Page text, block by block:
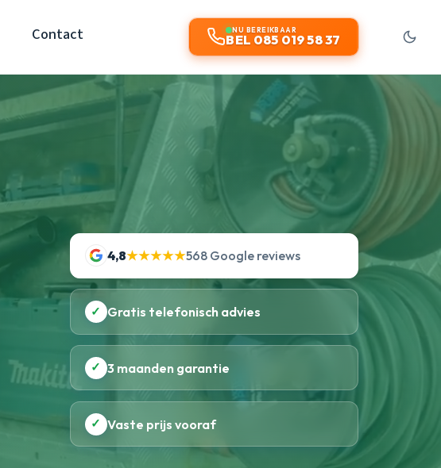
Contact NU BEREIKBAAR
BEL 085 019 58 37
4,8★★★★★568 Google reviews
✓ Gratis telefonisch advies
✓ 3 maanden garantie
✓ Vaste prijs vooraf